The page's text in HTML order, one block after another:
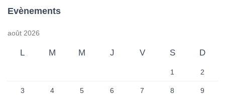
Evènements
août 2026
L M M J V S D
1 2
3 4 5 6 7 8 9